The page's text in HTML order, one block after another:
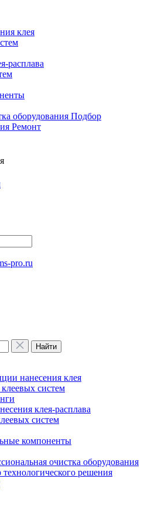
клея
расплава
оборудования Подбор
Ремонт
pro.ru
Найти
нанесения клея
систем
клея-расплава
систем
компоненты
очистка оборудования
решения